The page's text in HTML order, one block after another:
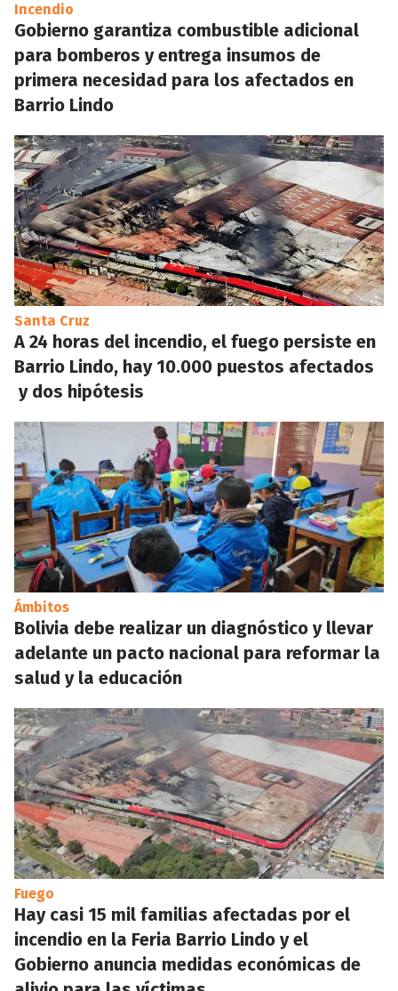
Incendio
Gobierno garantiza combustible adicional
para bomberos y entrega insumos de
primera necesidad para los afectados en
Barrio Lindo
Santa Cruz
A 24 horas del incendio, el fuego persiste en
Barrio Lindo, hay 10.000 puestos afectados
y dos hipótesis
Ámbitos
Bolivia debe realizar un diagnóstico y llevar
adelante un pacto nacional para reformar la
salud y la educación
Fuego
Hay casi 15 mil familias afectadas por el
incendio en la Feria Barrio Lindo y el
Gobierno anuncia medidas económicas de